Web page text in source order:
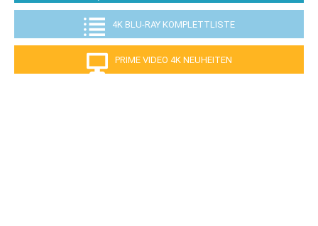
4K BLU-RAY KOMPLETTLISTE
PRIME VIDEO 4K NEUHEITEN